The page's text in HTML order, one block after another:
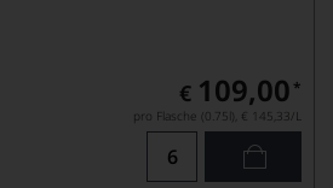
€ 109,00 *
pro Flasche (0.75l), € 145,33/L